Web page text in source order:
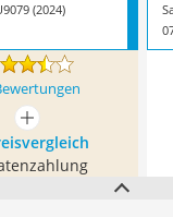
(2024)
mehr anzeigen